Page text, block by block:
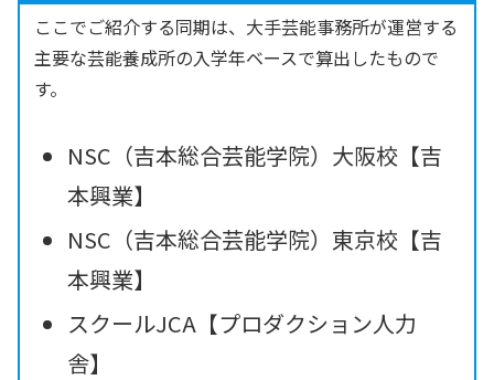
ここでご紹介する同期は、大手芸能事務所が運営する
主要な芸能養成所の入学年ベースで算出したもので
す。
NSC（吉本総合芸能学院）大阪校【吉
本興業】
NSC（吉本総合芸能学院）東京校【吉
本興業】
スクールJCA【プロダクション人力
舎】